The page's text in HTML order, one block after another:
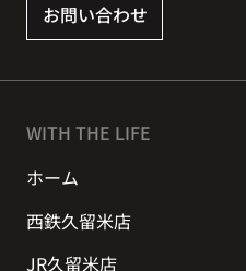
お問い合わせ
WITH THE LIFE
ホーム
西鉄久留米店
JR久留米店